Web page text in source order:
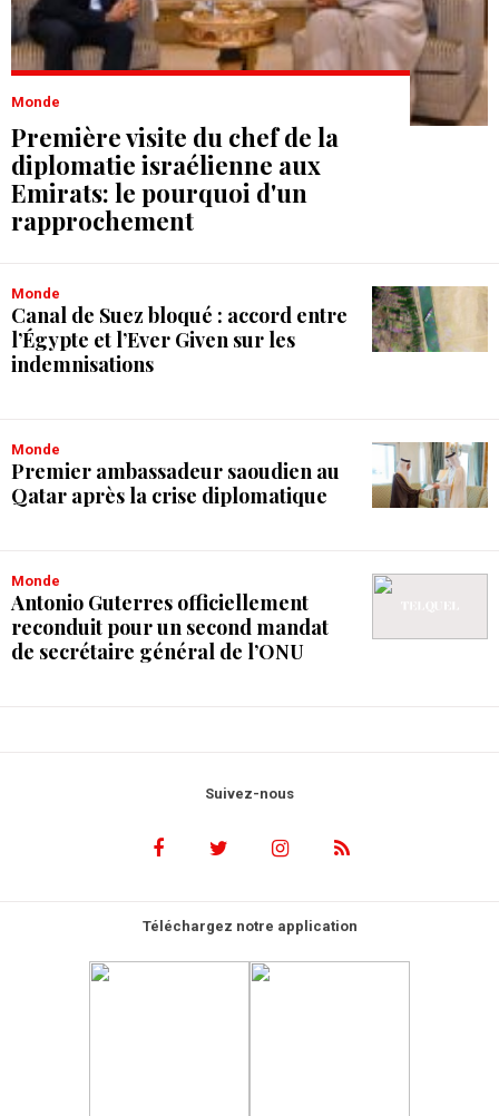
Monde
Première visite du chef de la
diplomatie israélienne aux
Emirats: le pourquoi d'un
rapprochement
Monde
Canal de Suez bloqué : accord entre
l’Égypte et l’Ever Given sur les
indemnisations
Monde
Premier ambassadeur saoudien au
Qatar après la crise diplomatique
Monde
Antonio Guterres officiellement
reconduit pour un second mandat
de secrétaire général de l’ONU
Suivez-nous
Téléchargez notre application